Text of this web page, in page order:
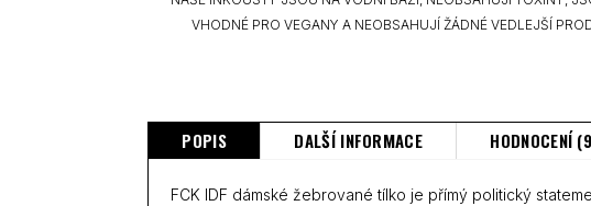
VHODNÉ PRO VEGANY A NEOBSAHUJÍ ŽÁDNÉ VEDLEJŠÍ
POPIS DALŠÍ INFORMACE HODNOCENÍ
FCK IDF dámské žebrované tílko je přímý politický